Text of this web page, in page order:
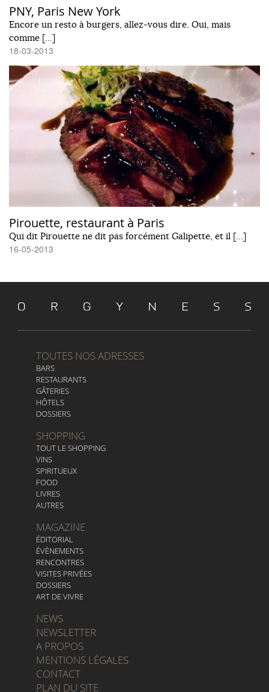
PNY, Paris New York
Encore un resto à burgers, allez-vous dire. Oui, mais
comme […]
18-03-2013
Pirouette, restaurant à Paris
Qui dit Pirouette ne dit pas forcément Galipette, et il […]
16-05-2013
TOUTES NOS ADRESSES
BARS
RESTAURANTS
GÂTERIES
HÔTELS
DOSSIERS
SHOPPING
TOUT LE SHOPPING
VINS
SPIRITUEUX
FOOD
LIVRES
AUTRES
MAGAZINE
ÉDITORIAL
ÉVÈNEMENTS
RENCONTRES
VISITES PRIVÉES
DOSSIERS
ART DE VIVRE
NEWS
NEWSLETTER
A PROPOS
MENTIONS LÉGALES
CONTACT
PLAN DU SITE